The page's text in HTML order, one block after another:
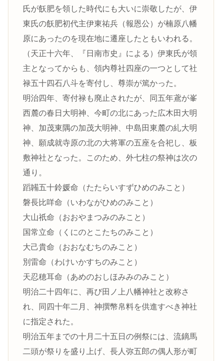
氏が飫肥を領した時代にも大いに崇敬したが、伊
東氏の飫肥初代主伊東祐兵（報恩公）が楠原八幡
原にあったのを現在地に遷座したともいわれる。
（天正十六年、『日南市史』による）伊東氏が領
主となってからも、領内尊社四座の一つとして社
禄五十四石八斗を寄付し、尊崇が篤かった。
明治四年、寄付禄も廃止されたが、同五年鳶が峯
西麓の春日大明神、今町の北にあった広木田大明
神、加茂東隅の加茂大明神、中島田東麓の糺大明
神、願成就寺原の北の大将軍の五座を合祀し、板
敷神社となった。このため、外七柱の祭神は次の
通り。
蹈韛五十鈴媛命（たたらいすずひめのみこと）
磐長比咩命（いわながひめのみこと）
大山祇命（おおやまつみのみこと）
国常立命（くにのとこたちのみこと）
大己貴命（おおなむちのみこと）
別雷命（わけいかすちのみこと）
天忍穂耳命（あめのおしほみみのみこと）
明治二十四年に、再び田ノ上八幡神社と改称さ
れ、同四十年二月、神撰幣帛料を供進すべき神社
に指定された。
明治五年までの十月二十五日の例祭には、流鏑馬
二頭が祭りを盛り上げ、長人弥五郎の偶人形が町